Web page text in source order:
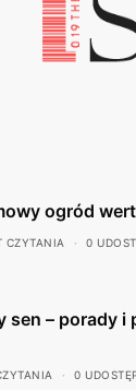
ogród
CZYTANIA 0
sen – porady
0